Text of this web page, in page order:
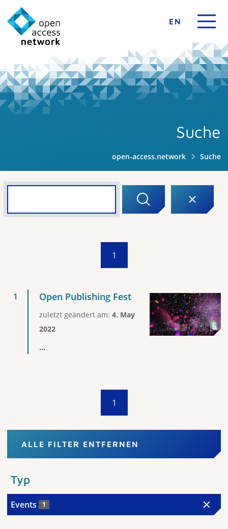
EN
Suche
open-access.network Suche
1
Open Publishing Fest
zuletzt geändert am: 4. May
2022
...
1
ALLE FILTER ENTFERNEN
Typ
Events 1